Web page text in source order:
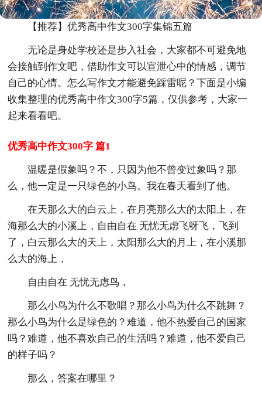
【推荐】优秀高中作文300字集锦五篇
无论是身处学校还是步入社会，大家都不可避免地
会接触到作文吧，借助作文可以宣泄心中的情感，调节
自己的心情。怎么写作文才能避免踩雷呢？下面是小编
收集整理的优秀高中作文300字5篇，仅供参考，大家一
起来看看吧。
优秀高中作文300字 篇1
温暖是假象吗？不，只因为他不曾变过象吗？那
么，他一定是一只绿色的小鸟。我在春天看到了他。
在天那么大的白云上，在月亮那么大的太阳上，在
海那么大的小溪上，自由自在 无忧无虑飞呀飞，飞到
了，白云那么大的天上，太阳那么大的月上，在小溪那
么大的海上，
自由自在 无忧无虑鸟，
那么小鸟为什么不歌唱？那么小鸟为什么不跳舞？
那么小鸟为什么是绿色的？难道，他不热爱自己的国家
吗？难道，他不喜欢自己的生活吗？难道，他不爱自己
的样子吗？
那么，答案在哪里？